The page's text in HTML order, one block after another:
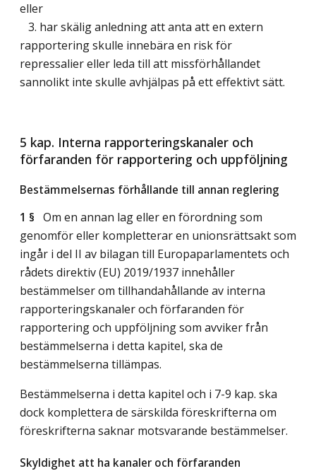
eller
3. har skälig anledning att anta att en extern
rapportering skulle innebära en risk för
repressalier eller leda till att missförhållandet
sannolikt inte skulle avhjälpas på ett effektivt sätt.
5 kap. Interna rapporteringskanaler och
förfaranden för rapportering och uppföljning
Bestämmelsernas förhållande till annan reglering
1 § Om en annan lag eller en förordning som
genomför eller kompletterar en unionsrättsakt som
ingår i del II av bilagan till Europaparlamentets och
rådets direktiv (EU) 2019/1937 innehåller
bestämmelser om tillhandahållande av interna
rapporteringskanaler och förfaranden för
rapportering och uppföljning som avviker från
bestämmelserna i detta kapitel, ska de
bestämmelserna tillämpas.
Bestämmelserna i detta kapitel och i 7-9 kap. ska
dock komplettera de särskilda föreskrifterna om
föreskrifterna saknar motsvarande bestämmelser.
Skyldighet att ha kanaler och förfaranden